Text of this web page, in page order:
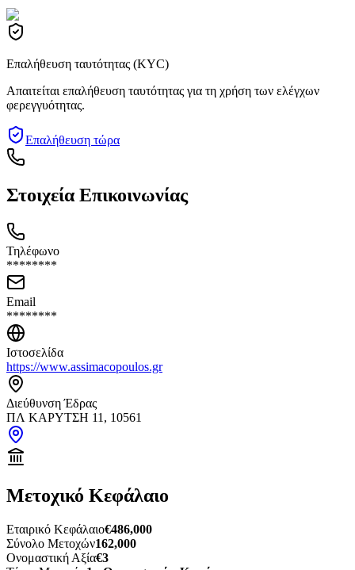
Επαλήθευση ταυτότητας (KYC)
Απαιτείται επαλήθευση ταυτότητας για τη χρήση των ελέγχων
φερεγγυότητας.
Επαλήθευση τώρα
Στοιχεία Επικοινωνίας
Τηλέφωνο
********
Email
********
Ιστοσελίδα
https://www.assimacopoulos.gr
Διεύθυνση Έδρας
ΠΛ ΚΑΡΥΤΣΗ 11, 10561
Μετοχικό Κεφάλαιο
Εταιρικό Κεφάλαιο€486,000
Σύνολο Μετοχών162,000
Ονομαστική Αξία€3